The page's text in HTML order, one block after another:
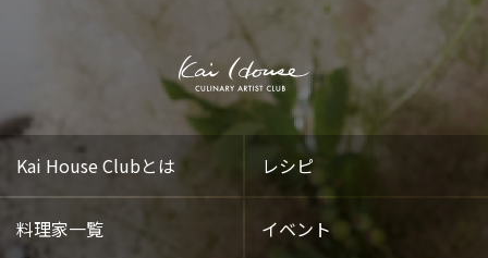
Kai House Clubとは レシピ
料理家一覧 イベント